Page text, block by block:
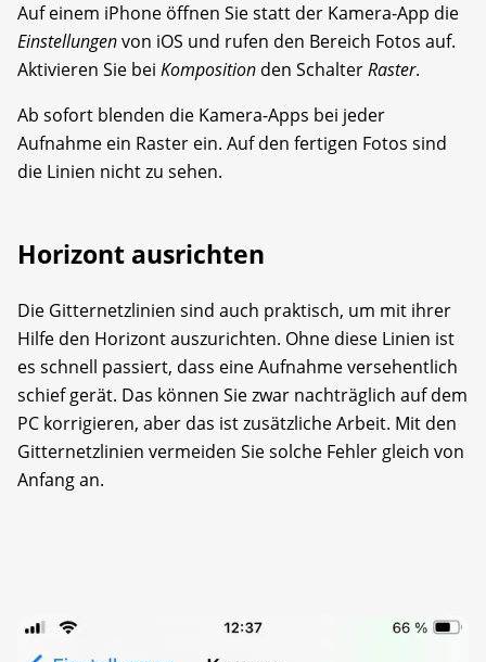
Auf einem iPhone öffnen Sie statt der Kamera-App die
Einstellungenvon iOS und rufen den Bereich Fotos auf.
Aktivieren Sie bei Komposition den SchalterRaster.
Ab sofort blenden die Kamera-Apps bei jeder
Aufnahme ein Raster ein. Auf den fertigen Fotos sind
die Linien nicht zu sehen.
Horizont ausrichten
Die Gitternetzlinien sind auch praktisch, um mit ihrer
Hilfe den Horizont auszurichten. Ohne diese Linien ist
es schnell passiert, dass eine Aufnahme versehentlich
schief gerät. Das können Sie zwar nachträglich auf dem
PC korrigieren, aber das ist zusätzliche Arbeit. Mit den
Gitternetzlinien vermeiden Sie solche Fehler gleich von
Anfang an.